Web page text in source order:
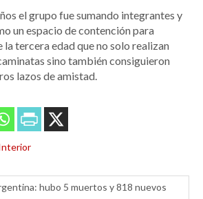
el grupo fue sumando integrantes y
un espacio de contención para
la tercera edad que no solo realizan
sino también consiguieron
lazos de amistad.
hubo 5 muertos y 818 nuevos